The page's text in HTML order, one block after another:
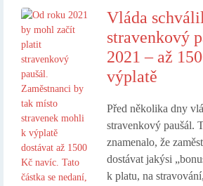
Osobní
Apple iPad
Práce
Vláda
stravenkový
2021 – až
výplatě
Před několika dny
stravenkový paušál.
znamenalo, že
dostávat jakýsi
k platu, na